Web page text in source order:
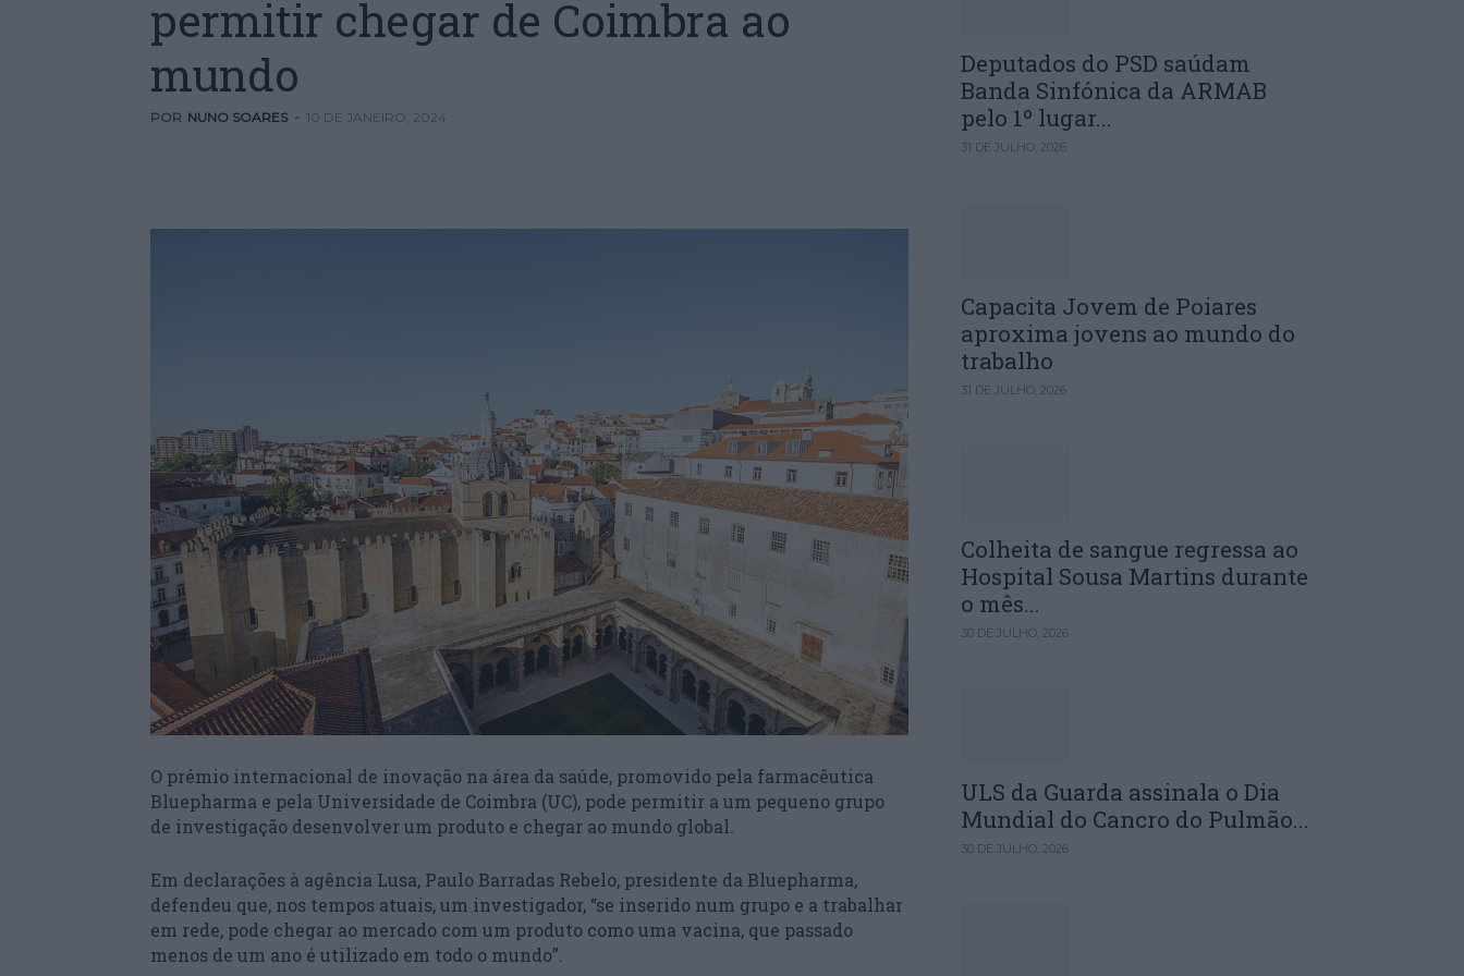
permitir chegar de Coimbra ao
mundo
POR NUNO SOARES - 10 DE JANEIRO, 2024
O prémio internacional de inovação na área da saúde, promovido pela farmacêutica
Bluepharma e pela Universidade de Coimbra (UC), pode permitir a um pequeno grupo
de investigação desenvolver um produto e chegar ao mundo global.
Em declarações à agência Lusa, Paulo Barradas Rebelo, presidente da Bluepharma,
defendeu que, nos tempos atuais, um investigador, “se inserido num grupo e a trabalhar
em rede, pode chegar ao mercado com um produto como uma vacina, que passado
menos de um ano é utilizado em todo o mundo”.
Deputados do PSD saúdam
Banda Sinfónica da ARMAB
pelo 1º lugar...
31 DE JULHO, 2026
Capacita Jovem de Poiares
aproxima jovens ao mundo do
trabalho
31 DE JULHO, 2026
Colheita de sangue regressa ao
Hospital Sousa Martins durante
o mês...
30 DE JULHO, 2026
ULS da Guarda assinala o Dia
Mundial do Cancro do Pulmão...
30 DE JULHO, 2026